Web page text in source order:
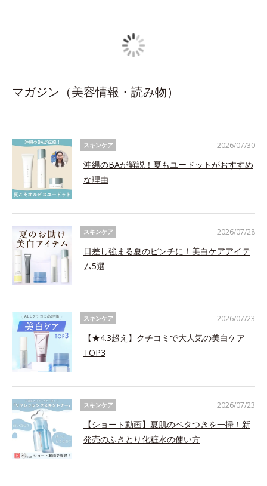
マガジン（美容情報・読み物）
スキンケア
沖縄のBAが解説！夏もユードットがおすすめ
な理由
2026/07/30
スキンケア
日差し強まる夏のピンチに！美白ケアアイテ
ム5選
2026/07/28
スキンケア
【★4.3超え】クチコミで大人気の美白ケア
TOP3
2026/07/23
スキンケア
【ショート動画】夏肌のベタつきを一掃！新
発売のふきとり化粧水の使い方
2026/07/23